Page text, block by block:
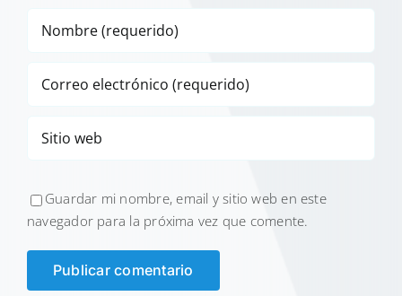
Guardar mi nombre, email y sitio web en este
navegador para la próxima vez que comente.